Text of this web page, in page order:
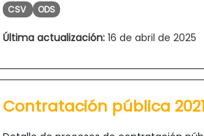
CSV ODS
Última actualización: 16 de abril de 2025
Contratación pública